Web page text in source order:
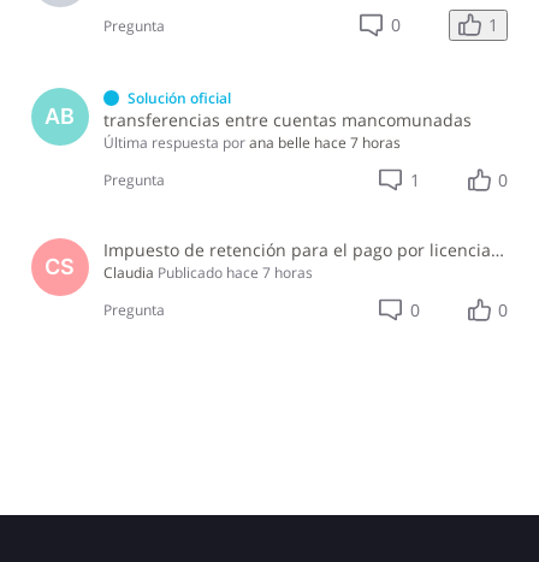
Pregunta 0 1
AB
Solución oficial
transferencias entre cuentas mancomunadas
Última respuesta porana belle hace 7 horas
Pregunta
1 0
CS
Impuesto de retención para el pago por licencia de software y soporte de software ?
Claudia Publicado hace 7 horas
Pregunta
0 0